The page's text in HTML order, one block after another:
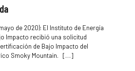
de 2020): El Instituto de Energía
Impacto recibió una solicitud
de Bajo Impacto del
Smoky Mountain.
[…]